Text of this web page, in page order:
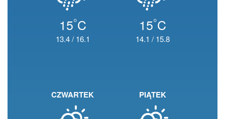
15°C
13.4/ 16.1
15°C
14.1 / 15.8
CZWARTEK PIĄTEK